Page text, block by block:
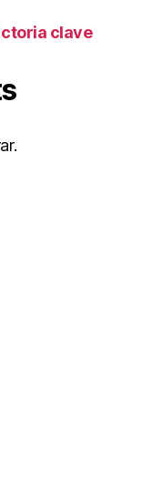
clave